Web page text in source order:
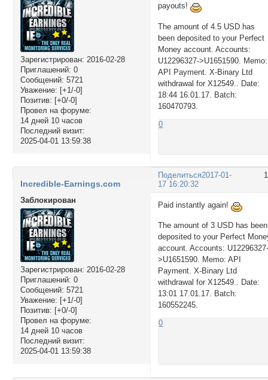
Зарегистрирован: 2016-02-28
Приглашений: 0
Сообщений: 5721
Уважение: [+1/-0]
Позитив: [+0/-0]
Провел на форуме:
14 дней 10 часов
Последний визит:
2025-04-01 13:59:38
payouts!
The amount of 4.5 USD has
been deposited to your Perfect
Money account. Accounts:
U12296327->U1651590. Memo:
API Payment. X-Binary Ltd
withdrawal for X12549.. Date:
18:44 16.01.17. Batch:
160470793.
0
Поделиться2017-01-
17 16:20:32
Incredible-Earnings.com
Заблокирован
Зарегистрирован: 2016-02-28
Приглашений: 0
Сообщений: 5721
Уважение: [+1/-0]
Позитив: [+0/-0]
Провел на форуме:
14 дней 10 часов
Последний визит:
2025-04-01 13:59:38
Paid instantly again!
The amount of 3 USD has been
deposited to your Perfect
account. Accounts:
>U1651590. Memo: API
Payment. X-Binary Ltd
withdrawal for X12549.. Date:
13:01 17.01.17. Batch:
160552245.
0